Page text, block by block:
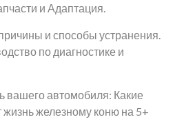
и Адаптация.
и способы устранения.
по диагностике и
вашего автомобиля: Какие
железному коню на 5+